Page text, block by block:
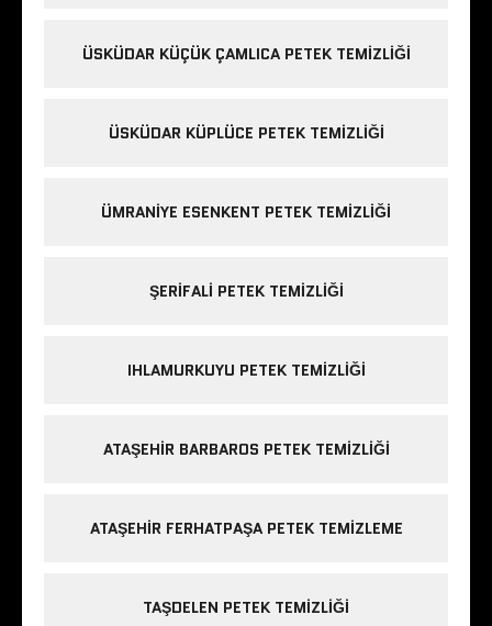
ÜSKÜDAR KÜÇÜK ÇAMLICA PETEK TEMIZLIĞI
ÜSKÜDAR KÜPLÜCE PETEK TEMIZLIĞI
ÜMRANIYE ESENKENT PETEK TEMIZLIĞI
ŞERIFALI PETEK TEMIZLIĞI
IHLAMURKUYU PETEK TEMIZLIĞI
ATAŞEHIR BARBAROS PETEK TEMIZLIĞI
ATAŞEHIR FERHATPAŞA PETEK TEMIZLEME
TAŞDELEN PETEK TEMIZLIĞI